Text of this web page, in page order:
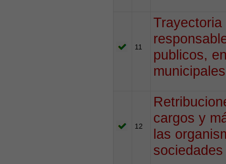
11
publicos,
municipales
12
cargos y
las